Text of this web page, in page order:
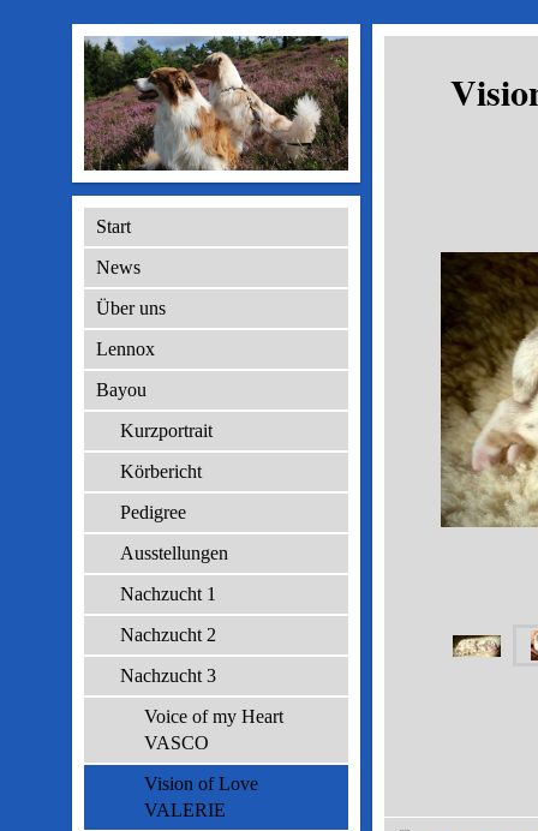
Start
News
Über uns
Lennox
Bayou
Kurzportrait
Körbericht
Pedigree
Ausstellungen
Nachzucht 1
Nachzucht 2
Nachzucht 3
Voice of my Heart
VASCO
Vision of Love
VALERIE